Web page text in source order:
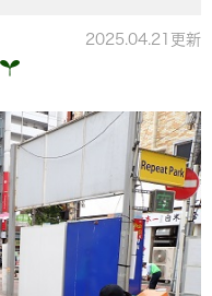
2025.04.21更新